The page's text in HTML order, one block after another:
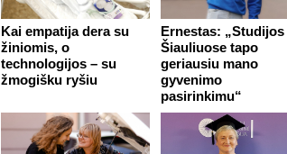
Kai empatija dera su
žiniomis, o
technologijos – su
žmogišku ryšiu
Ernestas: „Studijos
Šiauliuose tapo
geriausiu mano
gyvenimo
pasirinkimu“